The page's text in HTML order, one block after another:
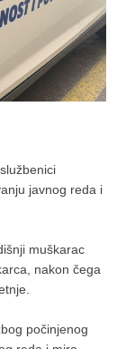
javnog reda i
muškarac
nakon čega
počinjenog